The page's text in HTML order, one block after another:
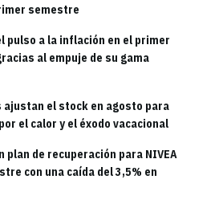
semestre
pulso a la inflación en el primer
al empuje de su gama
ajustan el stock en agosto para
el calor y el éxodo vacacional
de recuperación para NIVEA
con una caída del 3,5% en